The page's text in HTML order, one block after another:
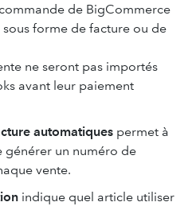
de BigCommerce
forme de facture ou de
ne seront pas importés
avant leur paiement
automatiques permet à
générer un numéro de
vente.
indique quel article utiliser